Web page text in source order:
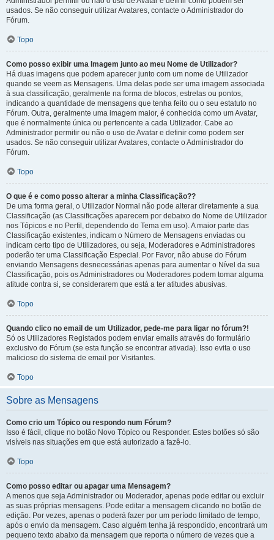
usados. Se não conseguir utilizar Avatares, contacte o Administrador do
Fórum.
Topo
Como posso exibir uma Imagem junto ao meu Nome de Utilizador?
Há duas imagens que podem aparecer junto com um nome de Utilizador
quando se veem as Mensagens. Uma delas pode ser uma imagem associada
à sua classificação, geralmente na forma de blocos, estrelas ou pontos,
indicando a quantidade de mensagens que tenha feito ou o seu estatuto no
Fórum. Outra, geralmente uma imagem maior, é conhecida como um Avatar,
que é normalmente única ou pertencente a cada Utilizador. Cabe ao
Administrador permitir ou não o uso de Avatar e definir como podem ser
usados. Se não conseguir utilizar Avatares, contacte o Administrador do
Fórum.
Topo
O que é e como posso alterar a minha Classificação??
De uma forma geral, o Utilizador Normal não pode alterar diretamente a sua
Classificação (as Classificações aparecem por debaixo do Nome de Utilizador
nos Tópicos e no Perfil, dependendo do Tema em uso). A maior parte das
Classificação existentes, indicam o Número de Mensagens enviadas ou
indicam certo tipo de Utilizadores, ou seja, Moderadores e Administradores
poderão ter uma Classificação Especial. Por Favor, não abuse do Fórum
enviando Mensagens desnecessárias apenas para aumentar o Nível da sua
Classificação, pois os Administradores ou Moderadores podem tomar alguma
atitude contra si, se considerarem que está a ter atitudes abusivas.
Topo
Quando clico no email de um Utilizador, pede-me para ligar no fórum?!
Só os Utilizadores Registados podem enviar emails através do formulário
exclusivo do Fórum (se esta função se encontrar ativada). Isso evita o uso
malicioso do sistema de email por Visitantes.
Topo
Sobre as Mensagens
Como crio um Tópico ou respondo num Fórum?
Isso é fácil, clique no botão Novo Tópico ou Responder. Estes botões só são
visíveis nas situações em que está autorizado a fazê-lo.
Topo
Como posso editar ou apagar uma Mensagem?
A menos que seja Administrador ou Moderador, apenas pode editar ou excluir
as suas próprias mensagens. Pode editar a mensagem clicando no botão de
edição. Por vezes, apenas o poderá fazer por um período limitado de tempo,
após o envio da mensagem. Caso alguém tenha já respondido, encontrará um
pequeno texto abaixo da mensagem que reporta o número de vezes que a